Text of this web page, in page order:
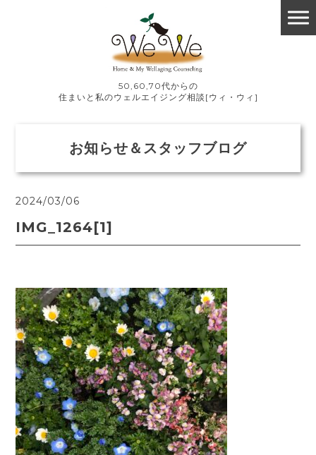
50,60,70代からの
住まいと私のウェルエイジング相談[ウィ・ウィ]
お知らせ＆スタッフブログ
2024/03/06
IMG_1264[1]